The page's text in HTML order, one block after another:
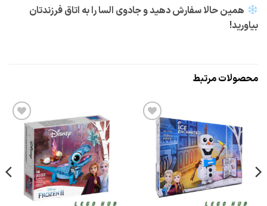
همین حالا سفارش دهید و جادوی السا را به اتاق فرزندتان
بیاورید!
محصولات مرتبط
افزودن
به
علاقه
مندی
ها
افزودن
به
علاقه
مندی
ها